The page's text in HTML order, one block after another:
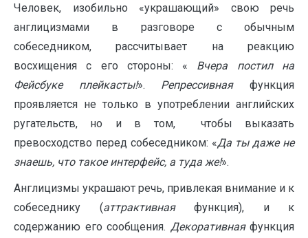
Человек, изобильно «украшающий» свою речь
англицизмами в разговоре с обычным
собеседником, рассчитывает на реакцию
восхищения с его стороны: « Вчера постил на
Фейсбуке плейкасты!». Репрессивнаяфункция
проявляется не только в употреблении английских
ругательств, но и в том, чтобы выказать
превосходство перед собеседником: «Да ты даже не
знаешь, что такое интерфейс, а туда же!».
Англицизмы украшают речь, привлекая внимание и к
собеседнику (аттрактивнаяфункция), и к
содержанию его сообщения. Декоративнаяфункция